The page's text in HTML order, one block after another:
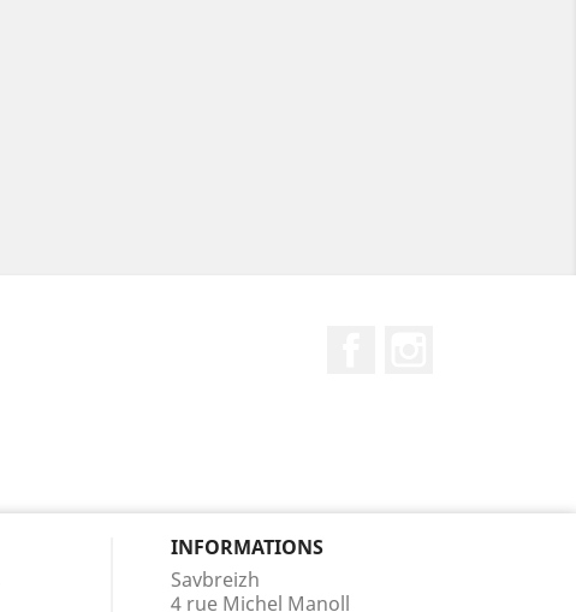
INFORMATIONS
Savbreizh
4 rue Michel Manoll